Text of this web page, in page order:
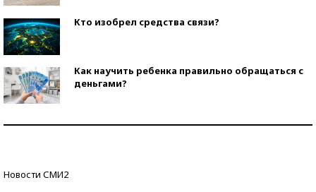
Кто изобрел средства связи?
Как научить ребенка правильно обращаться с
деньгами?
Новости СМИ2